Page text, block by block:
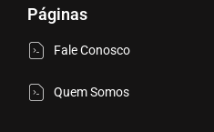
Páginas
Fale Conosco
Quem Somos